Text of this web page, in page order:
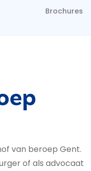
Brochures
van beroep Gent.
of als advocaat